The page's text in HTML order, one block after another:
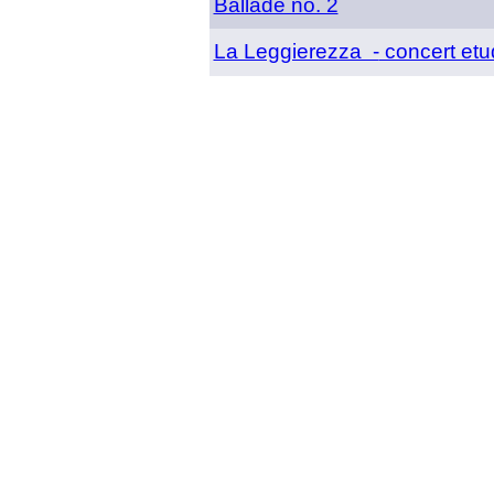
Ballade no. 2
La Leggierezza -concert